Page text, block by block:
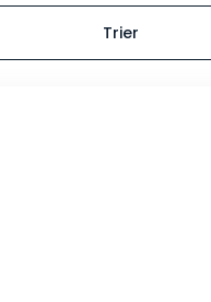
Trier